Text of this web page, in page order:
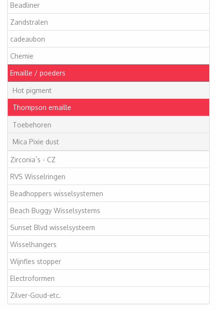
Beadliner
Zandstralen
cadeaubon
Chemie
Emaille / poeders
Hot pigment
Thompson emaille
Toebehoren
Mica Pixie dust
Zirconia`s - CZ
RVS Wisselringen
Beadhoppers wisselsystemen
Beach Buggy Wisselsystems
Sunset Blvd wisselsysteem
Wisselhangers
Wijnfles stopper
Electroformen
Zilver-Goud-etc.